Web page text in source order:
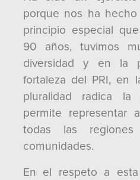
porque nos ha
principio especial
90 años, tuvimos
diversidad y en la
fortaleza del PRI, en
pluralidad radica
permite representar
todas las
comunidades.
En el respeto a